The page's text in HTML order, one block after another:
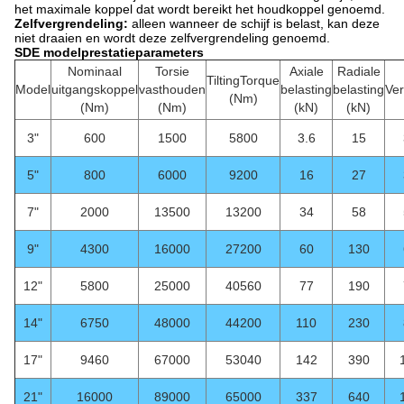
het maximale koppel dat wordt bereikt het houdkoppel genoemd.
Zelfvergrendeling: alleen wanneer de schijf is belast, kan deze
niet draaien en wordt deze zelfvergrendeling genoemd.
SDE modelprestatieparameters
Model
Nominaal
uitgangskoppel
(Nm)
Torsie
vasthouden
(Nm)
TiltingTorque
(Nm)
Axiale
belasting
(kN)
Radiale
belasting
(kN)
3" 600 1500 5800 3.6 15
5" 800 6000 9200 16 27
7" 2000 13500 13200 34 58
9" 4300 16000 27200 60 130
12" 5800 25000 40560 77 190
14" 6750 48000 44200 110 230
17" 9460 67000 53040 142 390
21" 16000 89000 65000 337 640